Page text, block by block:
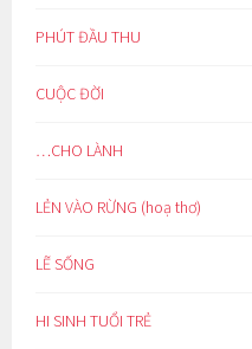
PHÚT ĐẦU THU
CUỘC ĐỜI
…CHO LÀNH
LẺN VÀO RỪNG (hoạ thơ)
LẼ SỐNG
HI SINH TUỔI TRẺ